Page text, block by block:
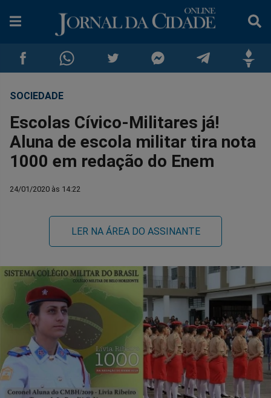
Compartilhar
no
Facebook
Compartilhar
no
Whatsapp
no
Twitter
no
Messenger
no
Telegram
SOCIEDADE
Escolas Cívico-Militares já!
Aluna de escola militar tira nota
1000 em redação do Enem
24/01/2020 às 14:22
LER NA ÁREA DO ASSINANTE